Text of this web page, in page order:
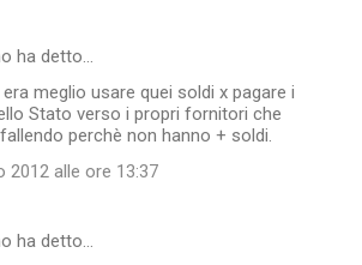
ha detto…
era meglio usare quei soldi x pagare i
Stato verso i propri fornitori che
perchè non hanno + soldi.
2012 alle ore 13:37
ha detto…